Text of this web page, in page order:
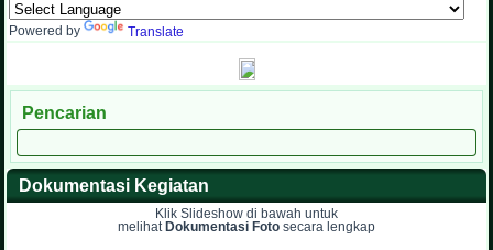
Powered by Translate
Pencarian
Dokumentasi Kegiatan
Klik Slideshow di bawah untuk
melihat Dokumentasi Foto secara lengkap